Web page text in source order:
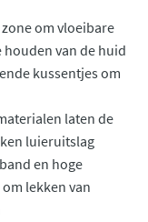
om vloeibare
van de huid
kussentjes om
laten de
luieruitslag
en hoge
lekken van